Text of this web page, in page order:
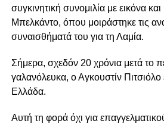
συγκινητική συνομιλία με εικόνα
Μπελκάντο, όπου μοιράστηκε τις
συναισθήματά του για τη Λαμία.
Σήμερα, σχεδόν 20 χρόνια μετά το
γαλανόλευκα, ο Αγκουστίν Πιτσιόλο
Ελλάδα.
Αυτή τη φορά όχι για